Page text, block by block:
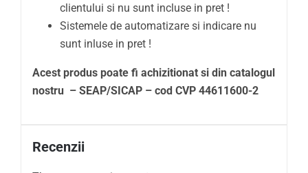
clientului si nu sunt incluse in pret !
Sistemele de automatizare si indicare nu
sunt inluse in pret !
Acest produs poate fi achizitionat si din catalogul
nostru – SEAP/SICAP – cod CVP 44611600-2
Recenzii